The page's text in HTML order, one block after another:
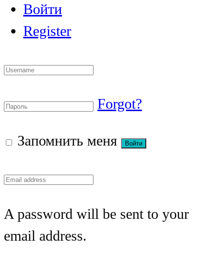
Войти
Register
Forgot?
Запомнить меня
A password will be sent to your
email address.